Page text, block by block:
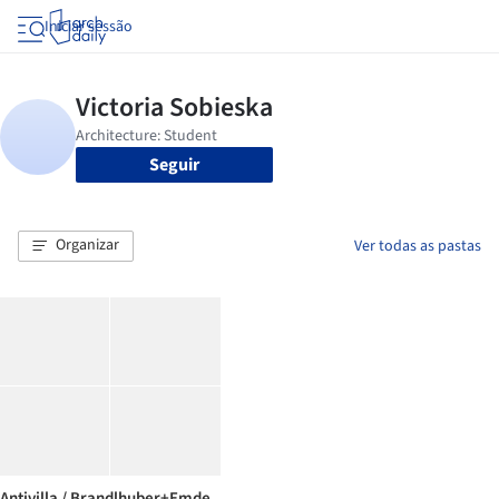
Iniciar sessão
Seguir
Organizar Ver todas as pastas